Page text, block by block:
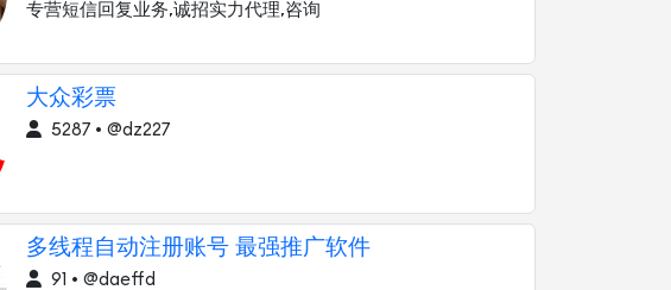
专营短信回复业务,诚招实力代理,咨询
大众彩票
5287 • @dz227
多线程自动注册账号 最强推广软件
91 • @daeffd